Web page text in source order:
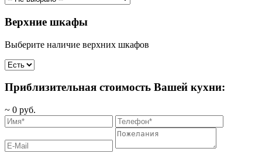
Верхние шкафы
Выберите наличие верхних шкафов
Приблизительная стоимость Вашей кухни:
~ 0 руб.